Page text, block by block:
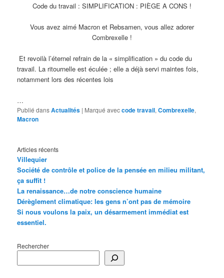
Code du travail : SIMPLIFICATION : PIÈGE A CONS !
Vous avez aimé Macron et Rebsamen, vous allez adorer
Combrexelle !
Et revoilà l’éternel refrain de la « simplification » du code du
travail. La ritournelle est éculée ; elle a déjà servi maintes fois,
notamment lors des récentes lois
…
Publié dansActualités | Marqué aveccode travail,Combrexelle,
Macron
Articles récents
Villequier
Société de contrôle et police de la pensée en milieu militant,
ça suffit !
La renaissance…de notre conscience humaine
Dérèglement climatique: les gens n’ont pas de mémoire
Si nous voulons la paix, un désarmement immédiat est
essentiel.
Rechercher